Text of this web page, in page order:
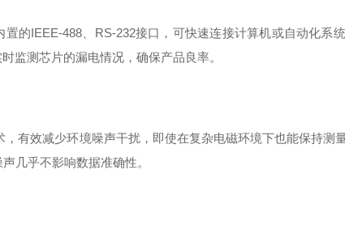
置的IEEE-488、RS-232接口，可快速连接计算机或自动化系
监测芯片的漏电情况，确保产品良率。
有效减少环境噪声干扰，即使在复杂电磁环境下也能保持测
几乎不影响数据准确性。